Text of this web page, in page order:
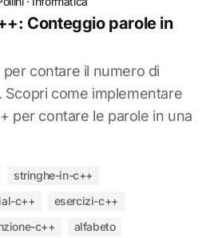
Conteggio parole in
contare il numero di
Scopri come implementare
per contare le parole in una
stringhe-in-c++
c++
esercizi-c++
c++
alfabeto